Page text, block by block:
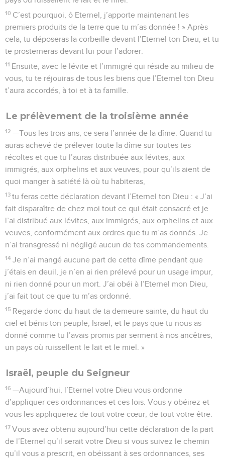
10 C’est pourquoi, ô Eternel, j’apporte maintenant les
premiers produits de la terre que tu m’as donnée ! » Après
cela, tu déposeras la corbeille devant l’Eternel ton Dieu, et tu
te prosterneras devant lui pour l’adorer.
11 Ensuite, avec le lévite et l’immigré qui réside au milieu de
vous, tu te réjouiras de tous les biens que l’Eternel ton Dieu
t’aura accordés, à toi et à ta famille.
Le prélèvement de la troisième année
12 —Tous les trois ans, ce sera l’année de la dîme. Quand tu
auras achevé de prélever toute la dîme sur toutes tes
récoltes et que tu l’auras distribuée aux lévites, aux
immigrés, aux orphelins et aux veuves, pour qu’ils aient de
quoi manger à satiété là où tu habiteras,
13 tu feras cette déclaration devant l’Eternel ton Dieu : « J’ai
fait disparaître de chez moi tout ce qui était consacré et je
l’ai distribué aux lévites, aux immigrés, aux orphelins et aux
veuves, conformément aux ordres que tu m’as donnés. Je
n’ai transgressé ni négligé aucun de tes commandements.
14 Je n’ai mangé aucune part de cette dîme pendant que
j’étais en deuil, je n’en ai rien prélevé pour un usage impur,
ni rien donné pour un mort. J’ai obéi à l’Eternel mon Dieu,
j’ai fait tout ce que tu m’as ordonné.
15 Regarde donc du haut de ta demeure sainte, du haut du
ciel et bénis ton peuple, Israël, et le pays que tu nous as
donné comme tu l’avais promis par serment à nos ancêtres,
un pays où ruissellent le lait et le miel. »
Israël, peuple du Seigneur
16 —Aujourd’hui, l’Eternel votre Dieu vous ordonne
d’appliquer ces ordonnances et ces lois. Vous y obéirez et
vous les appliquerez de tout votre cœur, de tout votre être.
17 Vous avez obtenu aujourd’hui cette déclaration de la part
de l’Eternel qu’il serait votre Dieu si vous suivez le chemin
qu’il vous a prescrit, en obéissant à ses ordonnances, ses